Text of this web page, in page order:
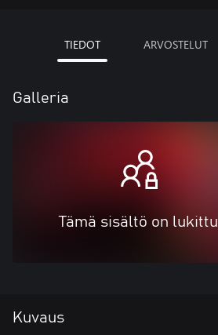
TIEDOT ARVOSTELUT
Galleria
Tämä sisältö on lukittu
Kuvaus